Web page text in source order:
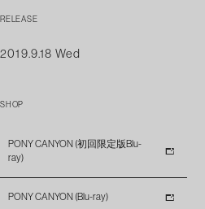
RELEASE
2019.9.18 Wed
SHOP
PONY CANYON (初回限定版Blu-
ray)
PONY CANYON (Blu-ray)